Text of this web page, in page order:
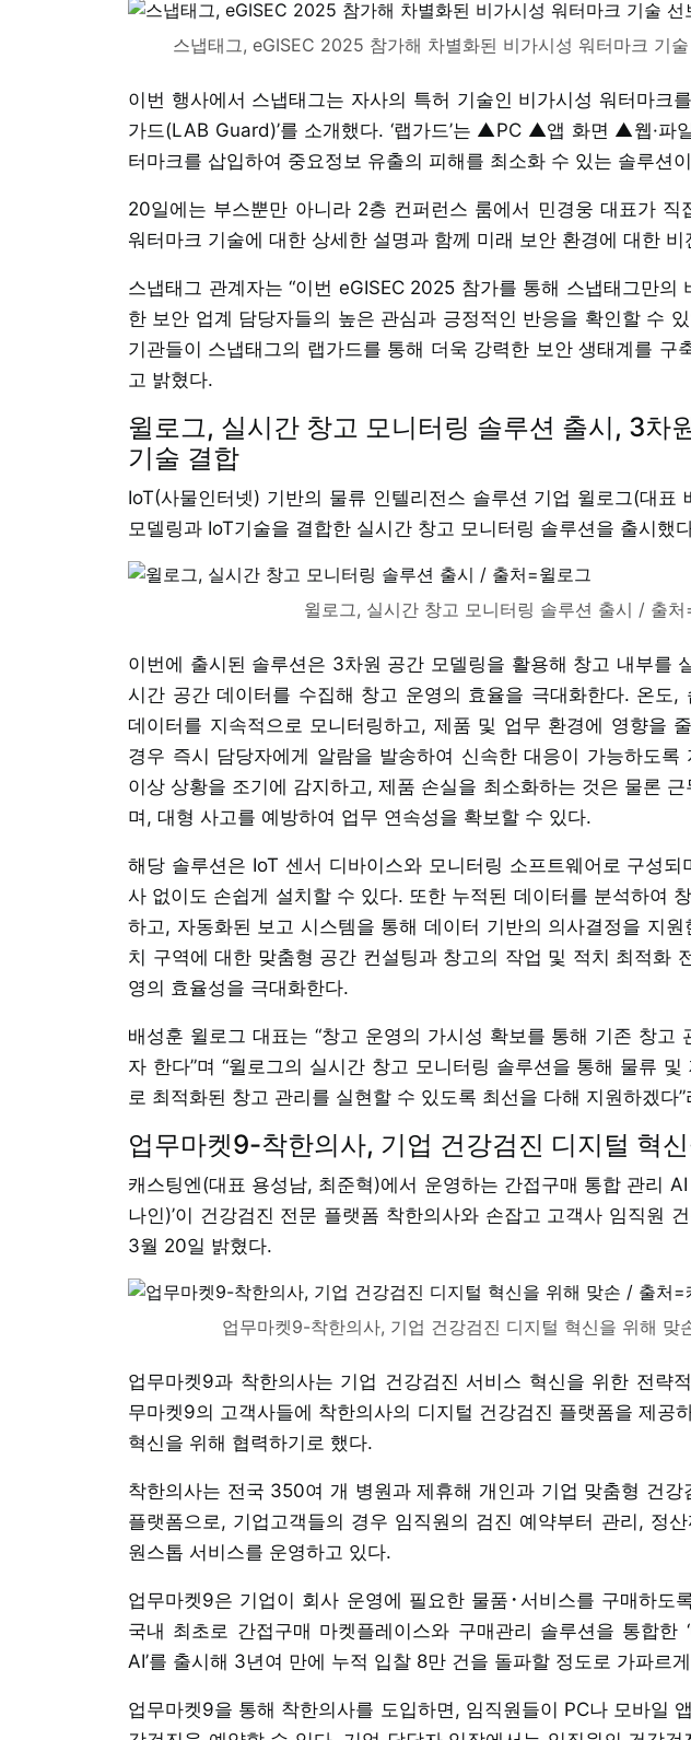
스냅태그, eGISEC 2025 참가해 차별화된 비가시성 워터마크 기
이번 행사에서 스냅태그는 자사의 특허 기술인 비가시성 워터마크
가드(LAB Guard)’를 소개했다. ‘랩가드’는 ▲PC ▲앱 화면 ▲웹·파
터마크를 삽입하여 중요정보 유출의 피해를 최소화 수 있는 솔루션
20일에는 부스뿐만 아니라 2층 컨퍼런스 룸에서 민경웅 대표가 직
워터마크 기술에 대한 상세한 설명과 함께 미래 보안 환경에 대한
스냅태그 관계자는 “이번 eGISEC 2025 참가를 통해 스냅태그만의
한 보안 업계 담당자들의 높은 관심과 긍정적인 반응을 확인할 수
기관들이 스냅태그의 랩가드를 통해 더욱 강력한 보안 생태계를 구
고 밝혔다.
윌로그, 실시간 창고 모니터링 솔루션 출시, 3차
기술 결합
IoT(사물인터넷) 기반의 물류 인텔리전스 솔루션 기업 윌로그(대표
모델링과 IoT기술을 결합한 실시간 창고 모니터링 솔루션을 출시했
윌로그, 실시간 창고 모니터링 솔루션 출시 / 출처
이번에 출시된 솔루션은 3차원 공간 모델링을 활용해 창고 내부를
시간 공간 데이터를 수집해 창고 운영의 효율을 극대화한다. 온도,
데이터를 지속적으로 모니터링하고, 제품 및 업무 환경에 영향을
경우 즉시 담당자에게 알람을 발송하여 신속한 대응이 가능하도록
이상 상황을 조기에 감지하고, 제품 손실을 최소화하는 것은 물론
며, 대형 사고를 예방하여 업무 연속성을 확보할 수 있다.
해당 솔루션은 IoT 센서 디바이스와 모니터링 소프트웨어로 구성
사 없이도 손쉽게 설치할 수 있다. 또한 누적된 데이터를 분석하여
하고, 자동화된 보고 시스템을 통해 데이터 기반의 의사결정을 지
치 구역에 대한 맞춤형 공간 컨설팅과 창고의 작업 및 적치 최적화
영의 효율성을 극대화한다.
배성훈 윌로그 대표는 “창고 운영의 가시성 확보를 통해 기존 창고
자 한다”며 “윌로그의 실시간 창고 모니터링 솔루션을 통해 물류
로 최적화된 창고 관리를 실현할 수 있도록 최선을 다해 지원하겠다
업무마켓9-착한의사, 기업 건강검진 디지털 혁
캐스팅엔(대표 용성남, 최준혁)에서 운영하는 간접구매 통합 관리
나인)’이 건강검진 전문 플랫폼 착한의사와 손잡고 고객사 임직원
3월 20일 밝혔다.
업무마켓9-착한의사, 기업 건강검진 디지털 혁신을 위해 맞
업무마켓9과 착한의사는 기업 건강검진 서비스 혁신을 위한 전략
무마켓9의 고객사들에 착한의사의 디지털 건강검진 플랫폼을 제공
혁신을 위해 협력하기로 했다.
착한의사는 전국 350여 개 병원과 제휴해 개인과 기업 맞춤형 건강
플랫폼으로, 기업고객들의 경우 임직원의 검진 예약부터 관리, 정
원스톱 서비스를 운영하고 있다.
업무마켓9은 기업이 회사 운영에 필요한 물품･서비스를 구매하도
국내 최초로 간접구매 마켓플레이스와 구매관리 솔루션을 통합한 ‘
AI’를 출시해 3년여 만에 누적 입찰 8만 건을 돌파할 정도로 가파르
업무마켓9을 통해 착한의사를 도입하면, 임직원들이 PC나 모바일